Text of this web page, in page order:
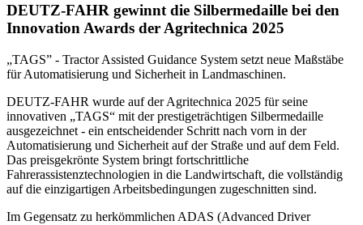
DEUTZ-FAHR gewinnt die Silbermedaille bei den
Innovation Awards der Agritechnica 2025
„TAGS” - Tractor Assisted Guidance System setzt neue Maßstäbe
für Automatisierung und Sicherheit in Landmaschinen.
DEUTZ-FAHR wurde auf der Agritechnica 2025 für seine
innovativen „TAGS“ mit der prestigeträchtigen Silbermedaille
ausgezeichnet - ein entscheidender Schritt nach vorn in der
Automatisierung und Sicherheit auf der Straße und auf dem Feld.
Das preisgekrönte System bringt fortschrittliche
Fahrerassistenztechnologien in die Landwirtschaft, die vollständig
auf die einzigartigen Arbeitsbedingungen zugeschnitten sind.
Im Gegensatz zu herkömmlichen ADAS (Advanced Driver